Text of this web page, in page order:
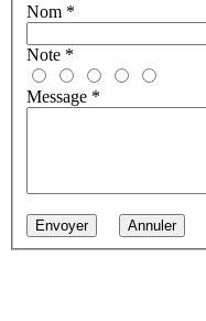
Nom *
Note *
Message *